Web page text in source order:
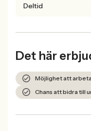
Deltid
Det här
Möjlighet att arbeta